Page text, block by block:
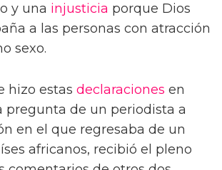
y una injusticia porque Dios
a las personas con atracción
sexo.
hizo estas declaraciones en
pregunta de un periodista a
en el que regresaba de un
africanos, recibió el pleno